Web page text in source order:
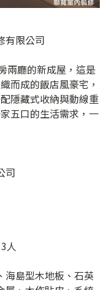
有限公司
兩廳的新成屋，這是
而成的飯店風豪宅，
隱藏式收納與動線重
五口的生活需求，一
司
人
海島型木地板、石英